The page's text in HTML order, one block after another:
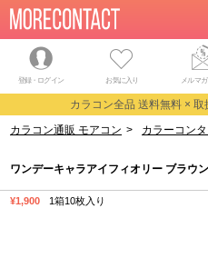
登録・ログイン お気に入り メルマガ
カラコン全品 送料無料 ×
カラコン通販 モアコン > カラーコンタ
ワンデーキャラアイフィオリー ブラウ
¥1,900 1箱10枚入り